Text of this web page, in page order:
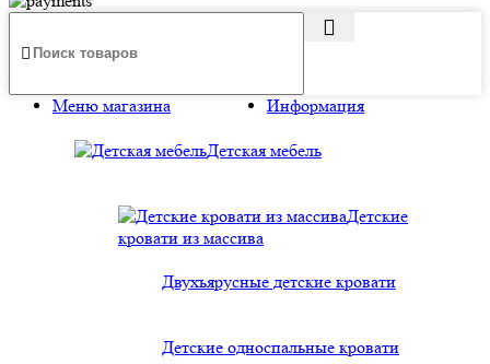
Меню магазина Информация
Детская мебель
Детские
кровати из массива
Двухъярусные детские кровати
Детские односпальные кровати